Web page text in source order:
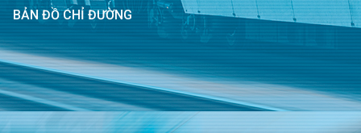
BẢN ĐỒ CHỈ ĐƯỜNG